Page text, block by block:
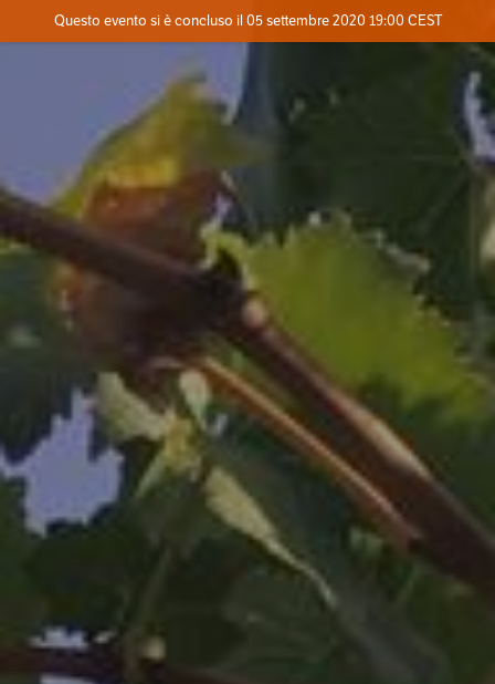
Dove
Contatta l'organizzatore
INFO
Questo evento si è concluso il 05 settembre 2020 19:00 CEST